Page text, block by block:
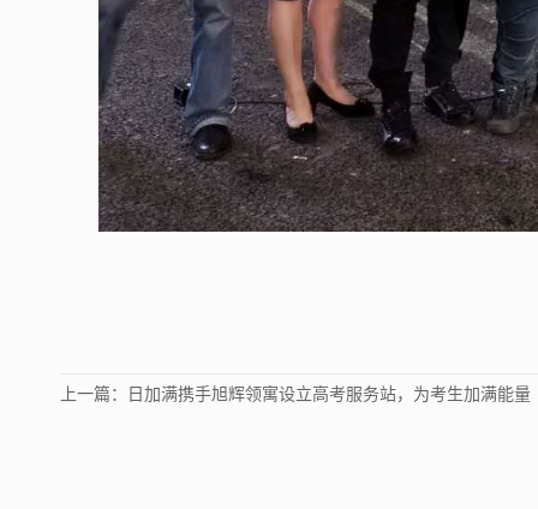
上一篇： 日加满携手旭辉领寓设立高考服务站，为考生加满能量